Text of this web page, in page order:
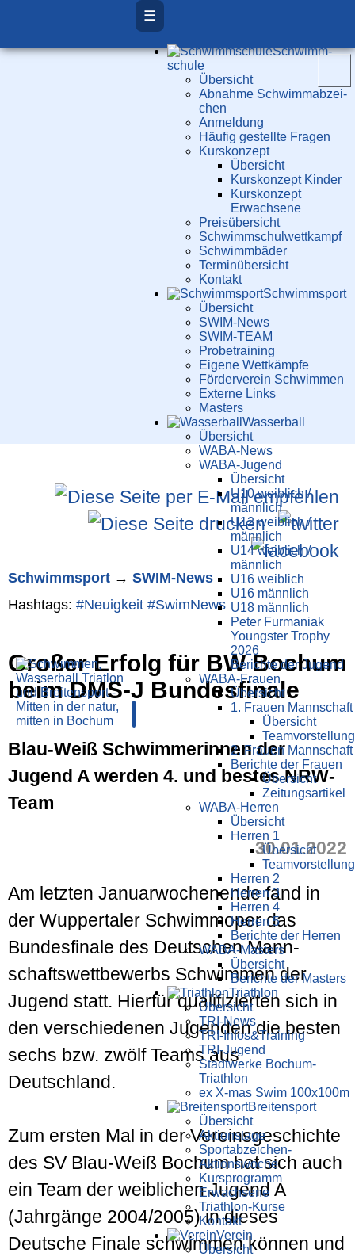
☰
Schwimm­
schule
Übersicht
Ab­nah­me Schwimm­ab­zei­
chen
Anmeldung
Häufig gestellte Fragen
Kurs­konzept
Übersicht
Kurskonzept Kinder
Kurskonzept
Erwachsene
Preis­über­sicht
Schwimm­schul­wett­kampf
Schwimm­bäder
Terminübersicht
Kontakt
Schwimm­sport
Übersicht
SWIM-News
SWIM-TEAM
Probe­training
Eigene Wettkämpfe
Förderverein Schwimmen
Externe Links
Masters
Wasser­ball
Übersicht
WABA-News
WABA-Jugend
Übersicht
U10 weiblich /
männlich
U12 weiblich /
männlich
U14 weiblich /
männlich
U16 weiblich
U16 männlich
U18 männlich
Peter Furmaniak
Youngster Trophy
2026
Berichte der Jugend
WABA-Frauen
Übersicht
1. Frauen Mannschaft
Übersicht
Teamvorstellung
2. Frauen Mannschaft
Berichte der Frauen
Übersicht
Zeitungsartikel
WABA-Herren
Übersicht
Herren 1
Übersicht
Teamvorstellung
Herren 2
Herren 3
Herren 4
Herren 5
Berichte der Herren
WABA-Masters
Übersicht
Berichte der Masters
Triathlon
Übersicht
TRI-News
TRI-Infos&Training
TRI-Jugend
Stadtwerke Bochum-
Triathlon
ex X-mas Swim 100x100m
Breiten­sport
Übersicht
Aktionstage
Sportabzeichen-
Aktionswoche
Kursprogramm
Erwachsene
Triathlon-Kurse
Kontakt
Verein
Übersicht
Schwimm­sport → SWIM-News
Hashtags: #Neuigkeit #SwimNews
Großer Erfolg für BW Bochum
beim DMS-J Bundesfinale
Blau-Weiß Schwimmerinnen der
Jugend A werden 4. und bestes NRW-
Team
30.01.2022
Am letzten Januar­wochenende fand in
der Wuppertaler Schwimm­oper das
Bundes­finale des Deutschen Mann­
schafts­wett­bewerbs Schwimmen der
Jugend statt. Hierfür qualifizierten sich in
den verschiedenen Jugenden die besten
sechs bzw. zwölf Teams aus
Deutschland.
Zum ersten Mal in der Vereins­geschichte
des SV Blau-Weiß Bochum hat sich auch
ein Team der weiblichen Jugend A
(Jahrgänge 2004/2005) in dieses
Deutsche Finale schwimmen können und